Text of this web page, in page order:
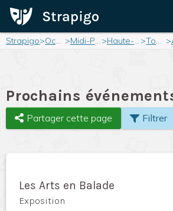
Strapigo> Occitanie > Midi-Pyrénées > Haute-Garonne > Toulouse >
Prochains
Partager cette page Filtrer
Les Arts en Balade
Exposition